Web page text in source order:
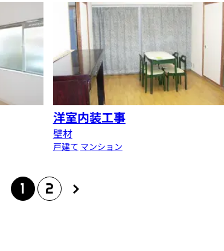
洋室内装工事
壁材
戸建て マンション
1 2